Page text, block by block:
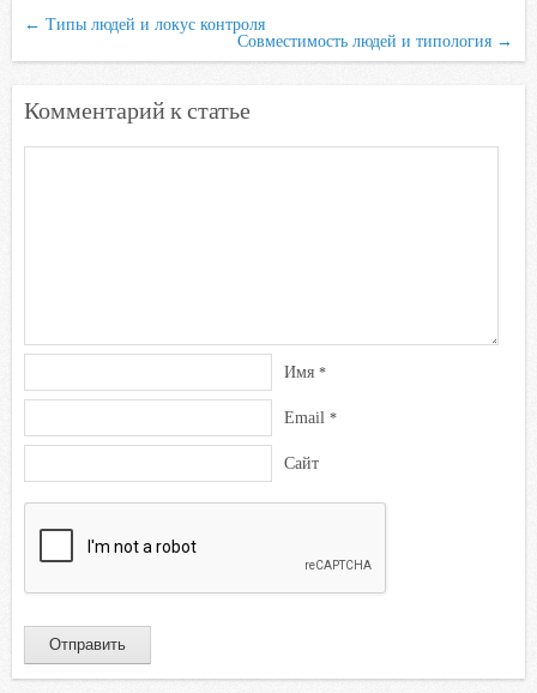
← Типы людей и локус контроля
Совместимость людей и типология →
Комментарий к статье
Имя *
Email *
Сайт